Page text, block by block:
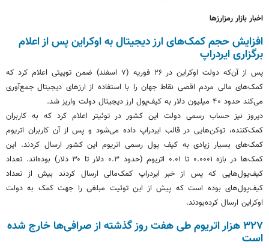
اخبار بازار رمزارزها
افزایش حجم کمک‌های ارز دیجیتال به اوکراین پس از اعلام
برگزاری ایردراپ
پس از آن‌که دولت اوکراین در ۲۶ فوریه (۷ اسفند) ضمن توییتی اعلام کرد که
کمک‌های مالی مردم اقصی نقاط جهان را با استفاده از ارزهای دیجیتال جمع‌آوری
می‌کند حدود ۴۰ میلیون دلار به کیف‌پول ارز دیجیتال دولت واریز شد.
دیروز نیز حساب رسمی دولت این کشور در توئیتر اعلام کرد که به کاربران
کمک‌کننده، توکن‌هایی در قالب ایردراپ داده می‌شود و پس از آن کاربران اتریوم
کمک‌های بسیار زیادی به کیف پول رسمی اتریوم این کشور ارسال کردند. این
کمک‌ها در بازه ۰.۰۰۰۱ تا ۰.۰۱ اتریوم (حدود ۰.۳ دلار تا ۳۰ دلار) بوده‌اند. تعداد
کیف‌پول‌هایی که پس از خبر ایردراپ کمک‌مالی ارسال کردند بیش از تعداد
کیف‌پول‌های بوده است که پیش از این توئیت مبلغی را جهت کمک به دولت
اوکراین ارسال کرده‌بودند.
۳۲۷ هزار اتریوم طی هفت روز گذشته از صرافی‌ها خارج شده
است